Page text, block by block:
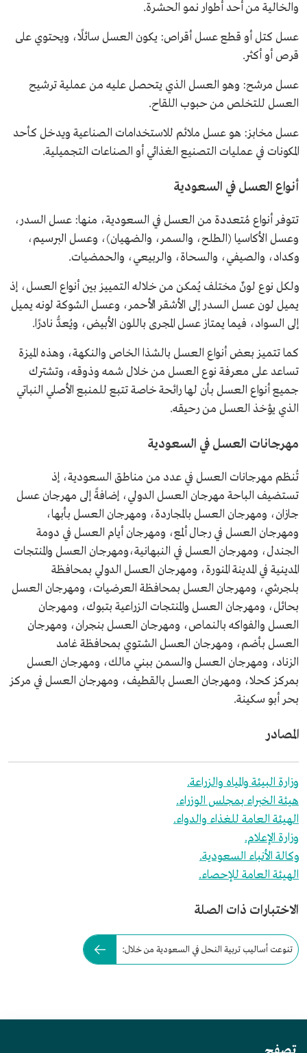
والخالية من أحد أطوار نمو الحشرة.
عسل كتل أو قطع عسل أقراص: يكون العسل سائلًا، ويحتوي على
قرص أو أكثر.
عسل مرشح: وهو العسل الذي يتحصل عليه من عملية ترشيح
العسل للتخلص من حبوب اللقاح.
عسل مخابز: هو عسل ملائم للاستخدامات الصناعية ويدخل كأحد
المكونات في عمليات التصنيع الغذائي أو الصناعات التجميلية.
أنواع العسل في السعودية
تتوفر أنواع مُتعددة من العسل في السعودية، منها: عسل السدر،
وعسل الأكاسيا (الطلح، والسمر، والضهيان)، وعسل البرسيم،
وكداد، والصيفي، والسحاة، والربيعي، والحمضيات.
ولكل نوع لونٌ مختلف يُمكن من خلاله التمييز بين أنواع العسل، إذ
يميل لون عسل السدر إلى الأشقر الأحمر، وعسل الشوكة لونه يميل
إلى السواد، فيما يمتاز عسل المجرى باللون الأبيض، ويُعدُّ نادرًا.
كما تتميز بعض أنواع العسل بالشذا الخاص والنكهة، وهذه الميزة
تساعد على معرفة نوع العسل من خلال شمه وذوقه، وتشترك
جميع أنواع العسل بأن لها رائحة خاصة تتبع للمنبع الأصلي النباتي
الذي يؤخذ العسل من رحيقه.
مهرجانات العسل في السعودية
تُنظم مهرجانات العسل في عدد من مناطق السعودية، إذ
تستضيف الباحة مهرجان العسل الدولي، إضافةً إلى مهرجان عسل
جازان، ومهرجان العسل بالمجاردة، ومهرجان العسل بأبها،
ومهرجان العسل في رجال ألمع، ومهرجان أيام العسل في دومة
الجندل، ومهرجان العسل في النبهانية،ومهرجان العسل والمنتجات
المدينية في المدينة المنورة، ومهرجان العسل الدولي بمحافظة
بلجرشي، ومهرجان العسل بمحافظة العرضيات، ومهرجان العسل
بحائل، ومهرجان العسل والمنتجات الزراعية بتبوك، ومهرجان
العسل والفواكه بالنماص، ومهرجان العسل بنجران، ومهرجان
العسل بأضم، ومهرجان العسل الشتوي بمحافظة غامد
الزناد، ومهرجان العسل والسمن ببني مالك، ومهرجان العسل
بمركز كحلا، ومهرجان العسل بالقطيف، ومهرجان العسل في مركز
بحر أبو سكينة.
المصادر
وزارة البيئة والمياه والزراعة.
هيئة الخبراء بمجلس الوزراء.
الهيئة العامة للغذاء والدواء.
وزارة الإعلام.
وكالة الأنباء السعودية.
الهيئة العامة للإحصاء.
الاختبارات ذات الصلة
تنوعت أساليب تربية النحل في السعودية من خلال: